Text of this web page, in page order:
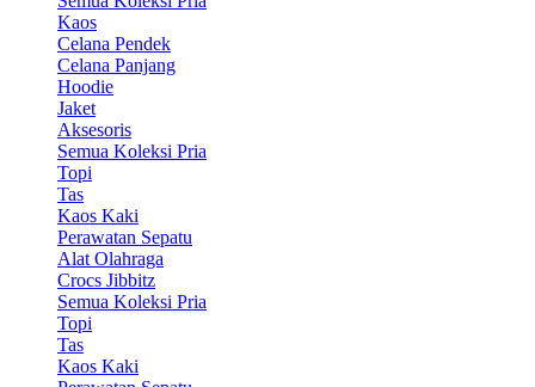
Kaos
Celana Pendek
Celana Panjang
Hoodie
Jaket
Aksesoris
Semua Koleksi Pria
Topi
Tas
Kaos Kaki
Perawatan Sepatu
Alat Olahraga
Crocs Jibbitz
Semua Koleksi Pria
Topi
Tas
Kaos Kaki